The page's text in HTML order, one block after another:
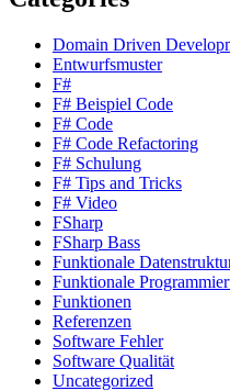
Domain Driven
Entwurfsmuster
F#
F# Beispiel Code
F# Code
F# Code Refactoring
F# Schulung
F# Tips and Tricks
F# Video
FSharp
FSharp Bass
Funktionale
Funktionale
Funktionen
Referenzen
Software Fehler
Software Qualität
Uncategorized